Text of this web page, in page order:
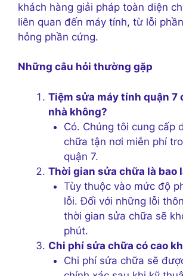
khách hàng giải pháp toàn diện
liên quan đến máy tính, từ lỗi
hỏng phần cứng.
Những câu hỏi thường gặp
Tiệm sửa máy tính quận 7
nhà không?
Có. Chúng tôi cung cấp
chữa tận nơi miễn phí
quận 7.
Thời gian sửa chữa là bao
Tùy thuộc vào mức độ
lỗi. Đối với những lỗi
thời gian sửa chữa sẽ
phút.
Chi phí sửa chữa có cao
Chi phí sửa chữa sẽ